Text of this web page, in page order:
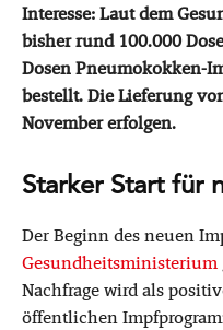
Interesse: Laut dem
bisher rund 100.000
Dosen Pneumokokken-
bestellt. Die Lieferung
November erfolgen.
Starker Start für
Der Beginn des neuen
Gesundheitsministerium
Nachfrage wird als
öffentlichen